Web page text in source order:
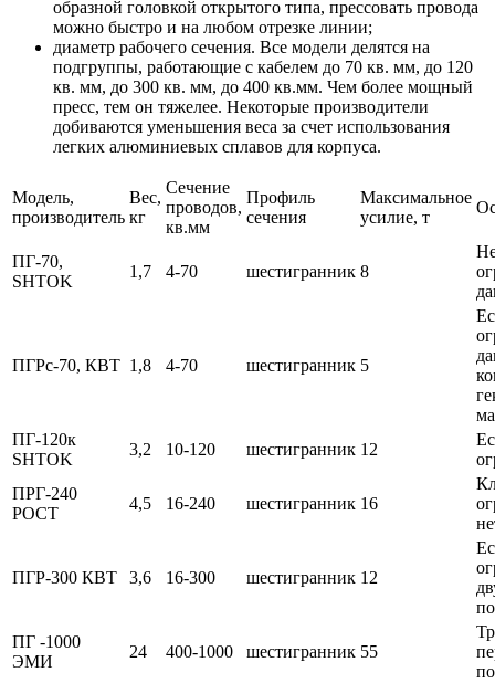
образной головкой открытого типа, прессовать провода
можно быстро и на любом отрезке линии;
диаметр рабочего сечения. Все модели делятся на
подгруппы, работающие с кабелем до 70 кв. мм, до 120
кв. мм, до 300 кв. мм, до 400 кв.мм. Чем более мощный
пресс, тем он тяжелее. Некоторые производители
добиваются уменьшения веса за счет использования
легких алюминиевых сплавов для корпуса.
Модель,
производитель
Вес,
кг
Сечение
проводов,
кв.мм
Профиль
сечения
Максимальное
усилие, т
ПГ-70,
SHTOK
1,7 4-70 шестигранник 8
ПГРс-70, КВТ 1,8 4-70 шестигранник 5
ПГ-120к
SHTOK
3,2 10-120 шестигранник 12
ПРГ-240
РОСТ
4,5 16-240 шестигранник 16
ПГР-300 КВТ 3,6 16-300 шестигранник 12
ПГ -1000
ЭМИ
24 400-1000 шестигранник 55